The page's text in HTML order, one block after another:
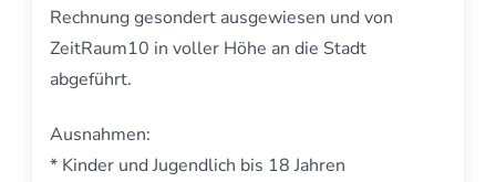
Rechnung gesondert ausgewiesen und von
ZeitRaum10 in voller Höhe an die Stadt
abgeführt.
Ausnahmen:
* Kinder und Jugendlich bis 18 Jahren